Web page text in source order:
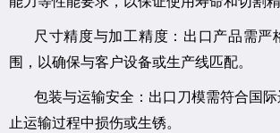
尺寸精度与加工精度：出口产品需严
围，以确保与客户设备或生产线匹配。
包装与运输安全：出口刀模需符合国
止运输过程中损伤或生锈。